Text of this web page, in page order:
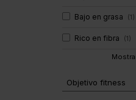
Bajo en grasa (1)
Rico en fibra (1)
Objetivo fitness